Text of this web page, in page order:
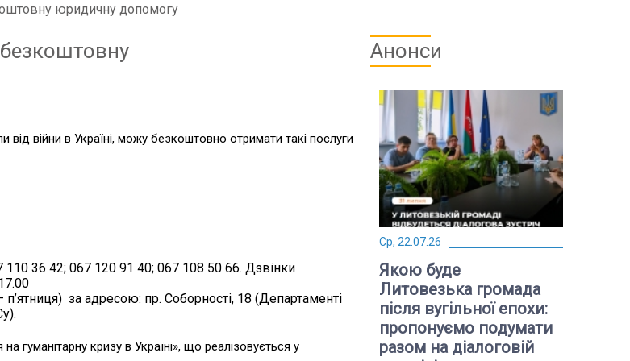
юридичну допомогу
війни в Україні, можу безкоштовно отримати такі послуги
110 36 42; 067 120 91 40; 067 108 50 66. Дзвінки
за адресою: пр. Соборності, 18 (Департаменті
гуманітарну кризу в Україні», що реалізовується у
Анонси
Ср, 22.07.26
Якою буде
Литовезька громада
після вугільної епохи:
пропонуємо подумати
разом на діалоговій